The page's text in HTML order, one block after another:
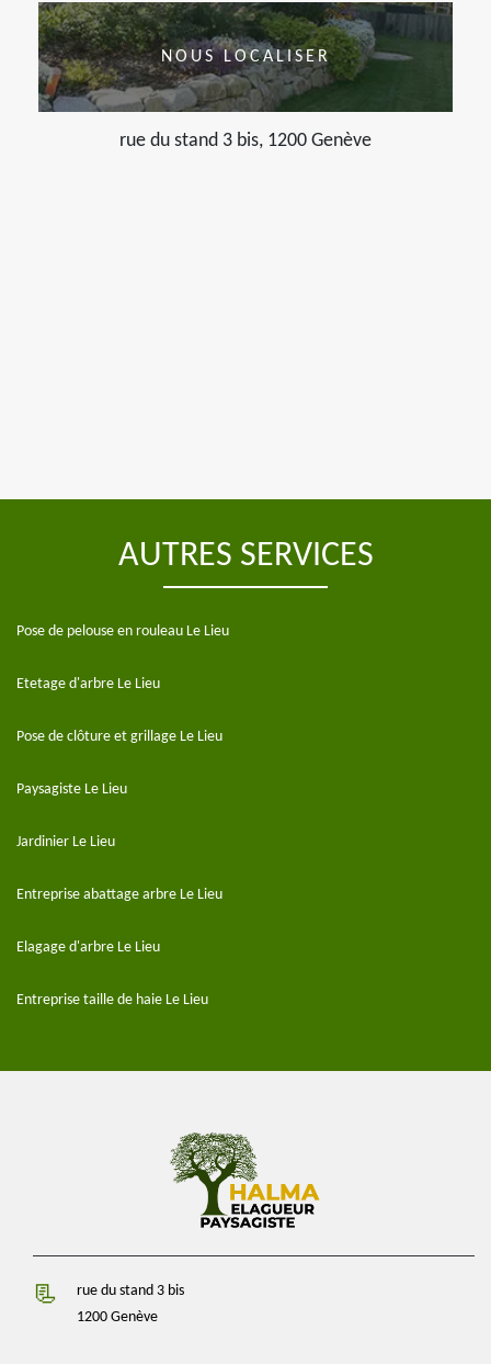
NOUS LOCALISER
rue du stand 3 bis, 1200 Genève
AUTRES SERVICES
Pose de pelouse en rouleau Le Lieu
Etetage d'arbre Le Lieu
Pose de clôture et grillage Le Lieu
Paysagiste Le Lieu
Jardinier Le Lieu
Entreprise abattage arbre Le Lieu
Elagage d'arbre Le Lieu
Entreprise taille de haie Le Lieu
rue du stand 3 bis
1200 Genève